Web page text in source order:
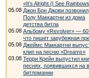
«It’s Alright (I See
05.08 Джон Бон Джови позвонил
Полу Маккартни из дома
детства битла
05.08 Альбому «Revolver» — 60
что пишет зарубежная
05.08 Джеймс Маккартни
клип на песню «Dreams»
03.08 Терри Крейн выпустил
песнях, появившихся на
битломании